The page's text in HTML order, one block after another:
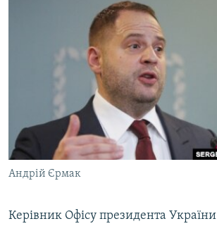
ВІДЕОУРОКИ «ELIFBE»
СВІДЧЕННЯ ОКУПАЦІЇ
УКРАЇНСЬКА ПРОБЛЕМА КРИМУ
ІНФОГРАФІКА
ЯК ОБІЙТИ БЛОКУВАННЯ
Русский
Qırımtatar
ДОЛУЧАЙСЯ!
Андрій Єрмак
Керівник Офісу президента України